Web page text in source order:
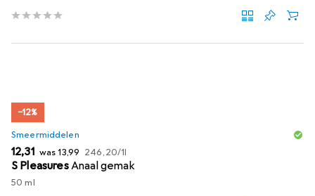
−12%
Smeermiddelen
EUR
12,31 wasEUR
13,99 EUR
246,20/1l
S PleasuresAnaal gemak
50 ml